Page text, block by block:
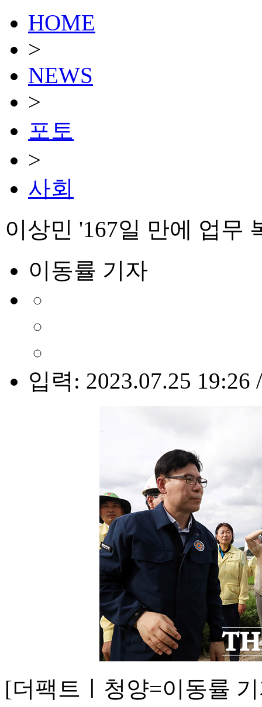
HOME
>
NEWS
>
포토
>
사회
이상민 '167일 만에 업무
이동률 기자
입력: 2023.07.25 19:26
[더팩트ㅣ청양=이동률